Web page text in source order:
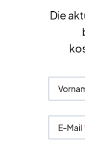
Die
E-Mail